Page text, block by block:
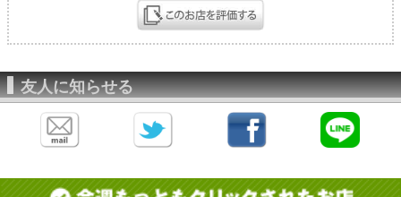
友人に知らせる